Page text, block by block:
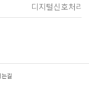
디지털신호처리
길